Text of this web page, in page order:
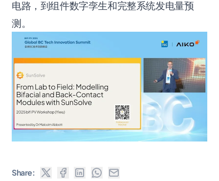
电路，到组件数字孪生和完整系统发电量预
测。
Share: